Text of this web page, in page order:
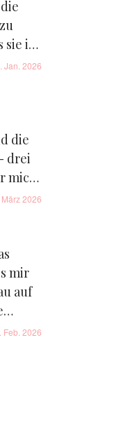
sie in
Jan. 2026
die
drei
mich
2026
mir
auf
Feb. 2026